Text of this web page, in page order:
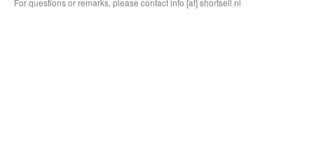
For questions or remarks, please contact info [at] shortsell.nl